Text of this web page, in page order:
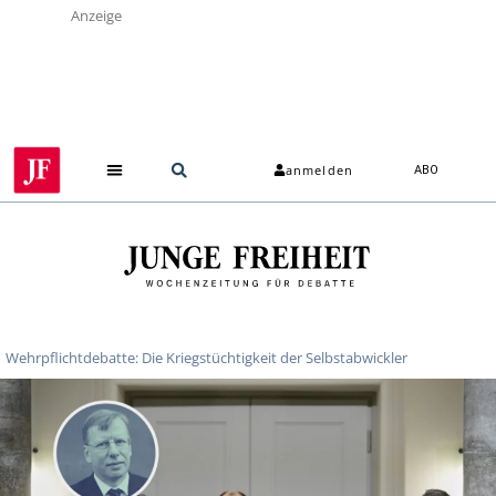
Anzeige
anmelden ABO
Wehrpflichtdebatte: Die Kriegstüchtigkeit der Selbstabwickler